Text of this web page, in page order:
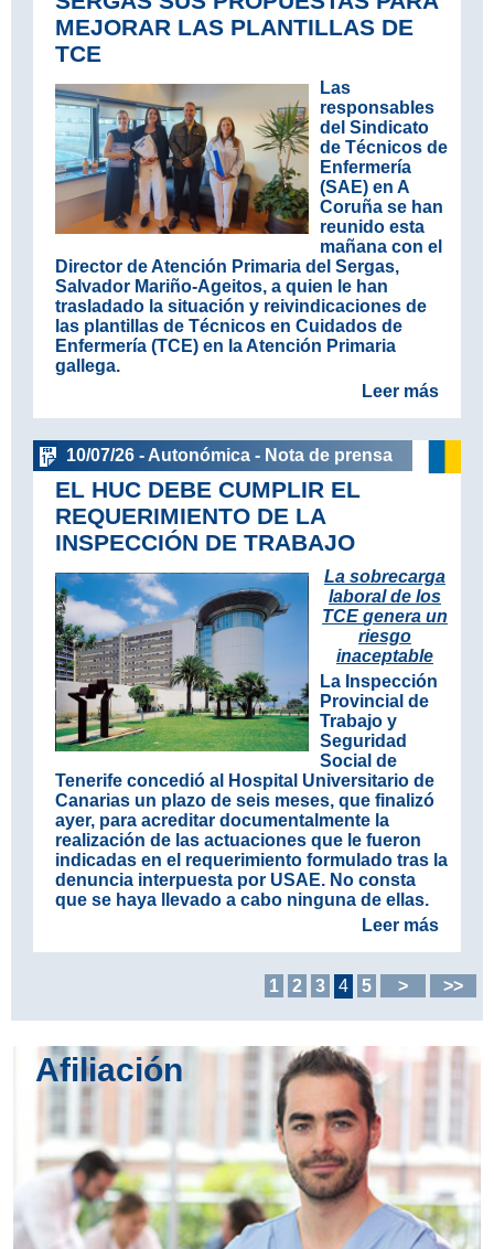
MEJORAR LAS PLANTILLAS DE
TCE
Las
responsables
del Sindicato
de Técnicos de
Enfermería
(SAE) en A
Coruña se han
reunido esta
mañana con el
Director de Atención Primaria del Sergas,
Salvador Mariño-Ageitos, a quien le han
trasladado la situación y reivindicaciones de
las plantillas de Técnicos en Cuidados de
Enfermería (TCE) en la Atención Primaria
gallega.
Leer más
10/07/26 - Autonómica - Nota de prensa
EL HUC DEBE CUMPLIR EL
REQUERIMIENTO DE LA
INSPECCIÓN DE TRABAJO
La sobrecarga
laboral de los
TCE genera un
riesgo
inaceptable
La Inspección
Provincial de
Trabajo y
Seguridad
Social de
Tenerife concedió al Hospital Universitario de
Canarias un plazo de seis meses, que finalizó
ayer, para acreditar documentalmente la
realización de las actuaciones que le fueron
indicadas en el requerimiento formulado tras la
denuncia interpuesta por USAE. No consta
que se haya llevado a cabo ninguna de ellas.
Leer más
1 2 3 4 5 > >>
Afiliación